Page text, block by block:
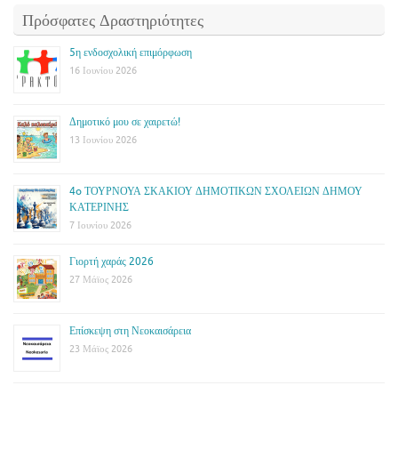
Πρόσφατες Δραστηριότητες
5η ενδοσχολική επιμόρφωση
16 Ιουνίου 2026
Δημοτικό μου σε χαιρετώ!
13 Ιουνίου 2026
4o ΤΟΥΡΝΟΥΑ ΣΚΑΚΙΟΥ ΔΗΜΟΤΙΚΩΝ ΣΧΟΛΕΙΩΝ ΔΗΜΟΥ
ΚΑΤΕΡΙΝΗΣ
7 Ιουνίου 2026
Γιορτή χαράς 2026
27 Μάϊος 2026
Επίσκεψη στη Νεοκαισάρεια
23 Μάϊος 2026